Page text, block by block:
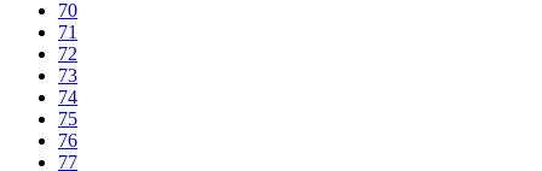
70
71
72
73
74
75
76
77